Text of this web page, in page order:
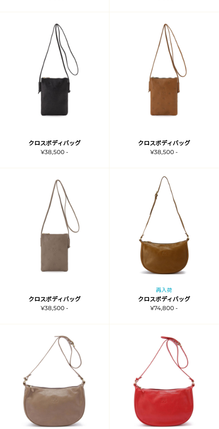
クロスボディバッグ
¥38,500 -
クロスボディバッグ
¥38,500 -
クロスボディバッグ
¥38,500 -
再入荷
クロスボディバッグ
¥74,800 -